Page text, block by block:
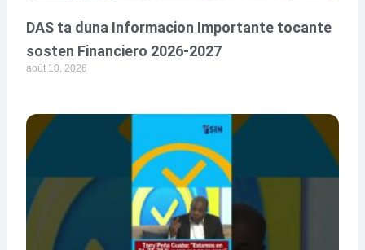
DAS ta duna Informacion Importante tocante
sosten Financiero 2026-2027
août 10, 2026